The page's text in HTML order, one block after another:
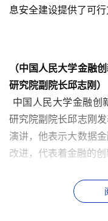
息安全建设提供了可行
（中国人民大学金融
研究院副院长邱志刚）
中国人民大学金融创
研究院副院长邱志刚
演讲，他表示大数据
改进，代表着金融的创